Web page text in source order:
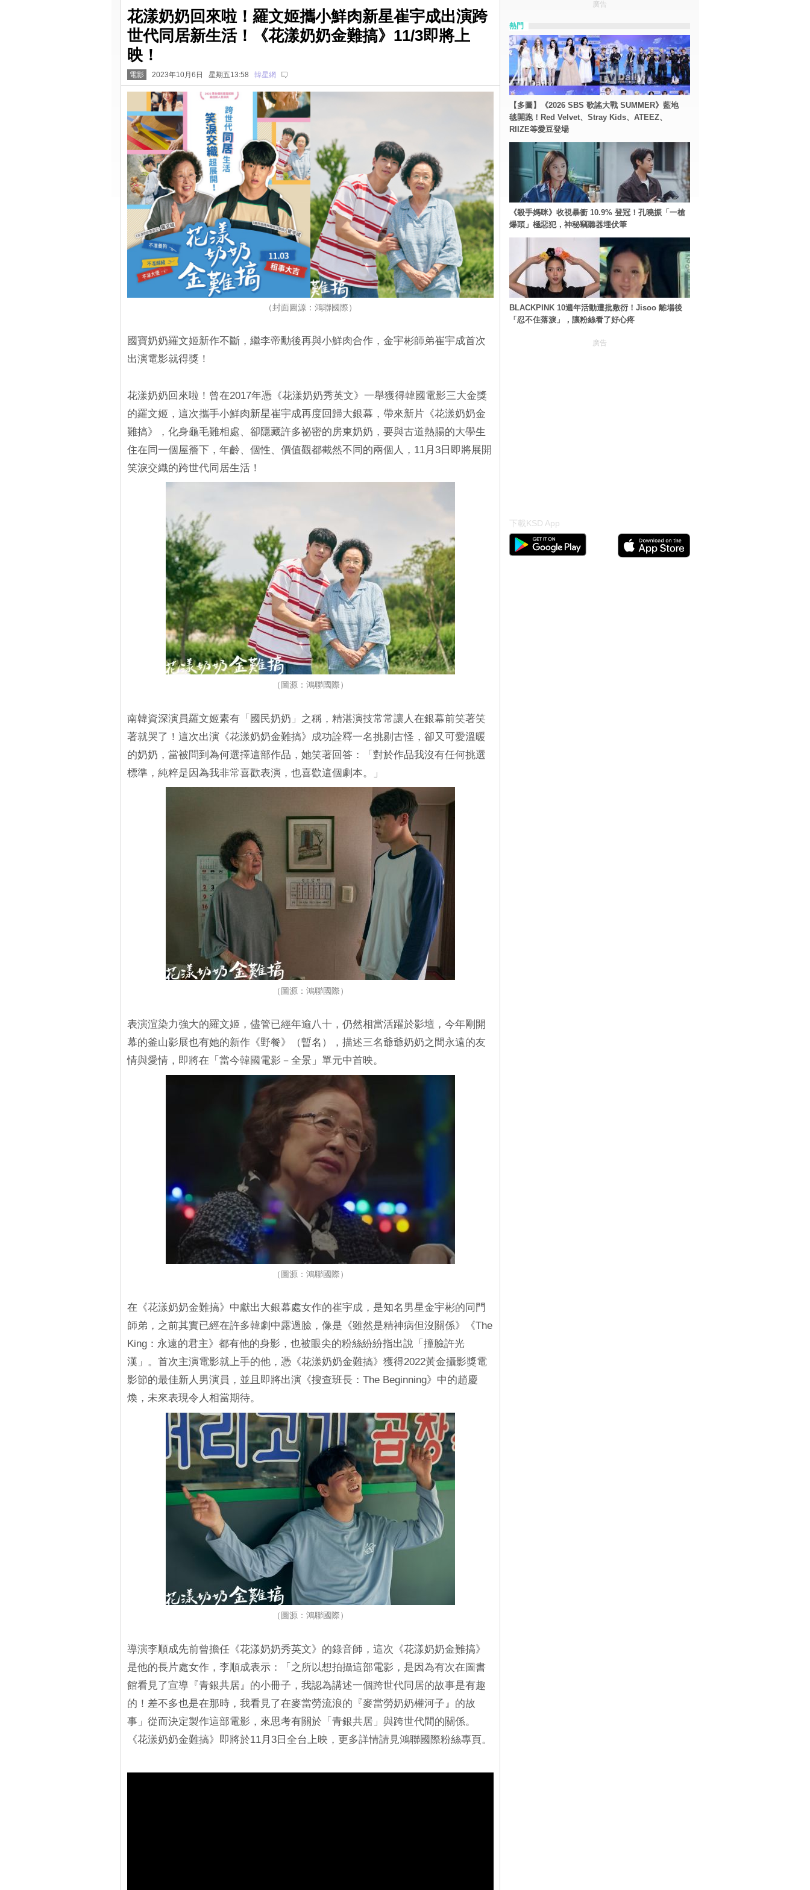
花漾奶奶回來啦！羅文姬攜小鮮肉新星崔宇成出演跨
世代同居新生活！《花漾奶奶金難搞》11/3即將上
映！
電影 2023年10月6日 星期五13:58 韓星網
（封面圖源：鴻聯國際）
國寶奶奶羅文姬新作不斷，繼李帝勳後再與小鮮肉合作，金宇彬師弟崔宇成首次
出演電影就得獎！
花漾奶奶回來啦！曾在2017年憑《花漾奶奶秀英文》一舉獲得韓國電影三大金獎
的羅文姬，這次攜手小鮮肉新星崔宇成再度回歸大銀幕，帶來新片《花漾奶奶金
難搞》，化身龜毛難相處、卻隱藏許多祕密的房東奶奶，要與古道熱腸的大學生
住在同一個屋簷下，年齡、個性、價值觀都截然不同的兩個人，11月3日即將展開
笑淚交織的跨世代同居生活！
（圖源：鴻聯國際）
南韓資深演員羅文姬素有「國民奶奶」之稱，精湛演技常常讓人在銀幕前笑著笑
著就哭了！這次出演《花漾奶奶金難搞》成功詮釋一名挑剔古怪，卻又可愛溫暖
的奶奶，當被問到為何選擇這部作品，她笑著回答：「對於作品我沒有任何挑選
標準，純粹是因為我非常喜歡表演，也喜歡這個劇本。」
（圖源：鴻聯國際）
表演渲染力強大的羅文姬，儘管已經年逾八十，仍然相當活躍於影壇，今年剛開
幕的釜山影展也有她的新作《野餐》（暫名），描述三名爺爺奶奶之間永遠的友
情與愛情，即將在「當今韓國電影－全景」單元中首映。
（圖源：鴻聯國際）
在《花漾奶奶金難搞》中獻出大銀幕處女作的崔宇成，是知名男星金宇彬的同門
師弟，之前其實已經在許多韓劇中露過臉，像是《雖然是精神病但沒關係》《The
King：永遠的君主》都有他的身影，也被眼尖的粉絲紛紛指出說「撞臉許光
漢」。首次主演電影就上手的他，憑《花漾奶奶金難搞》獲得2022黃金攝影獎電
影節的最佳新人男演員，並且即將出演《搜查班長：The Beginning》中的趙慶
煥，未來表現令人相當期待。
（圖源：鴻聯國際）
導演李順成先前曾擔任《花漾奶奶秀英文》的錄音師，這次《花漾奶奶金難搞》
是他的長片處女作，李順成表示：「之所以想拍攝這部電影，是因為有次在圖書
館看見了宣導『青銀共居』的小冊子，我認為講述一個跨世代同居的故事是有趣
的！差不多也是在那時，我看見了在麥當勞流浪的『麥當勞奶奶權河子』的故
事」從而決定製作這部電影，來思考有關於「青銀共居」與跨世代間的關係。
《花漾奶奶金難搞》即將於11月3日全台上映，更多詳情請見鴻聯國際粉絲專頁。
廣告
熱門
【多圖】《2026 SBS 歌謠大戰 SUMMER》藍地
毯開跑！Red Velvet、Stray Kids、ATEEZ、
RIIZE等愛豆登場
《殺手媽咪》收視暴衝 10.9% 登冠！孔曉振「一槍
爆頭」極惡犯，神秘竊聽器埋伏筆
BLACKPINK 10週年活動遭批敷衍！Jisoo 離場後
「忍不住落淚」，讓粉絲看了好心疼
廣告
下載KSD App